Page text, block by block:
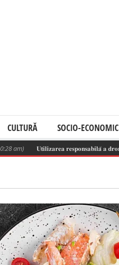
CULTURĂ SOCIO-ECONOMIC
𝐔𝐭𝐢𝐥𝐢𝐳𝐚𝐫𝐞𝐚 𝐫𝐞𝐬𝐩𝐨𝐧𝐬𝐚𝐛𝐢𝐥𝐚̆ 𝐚 𝐝𝐫𝐨𝐧𝐞𝐥𝐨𝐫